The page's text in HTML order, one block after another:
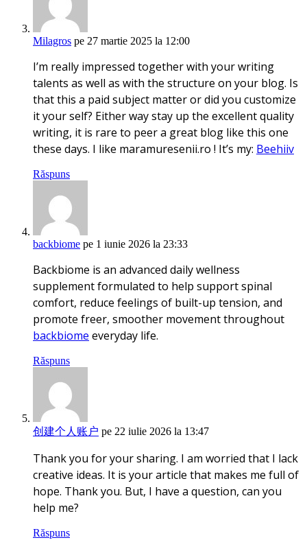
Milagros pe 27 martie 2025 la 12:00
I’m really impressed together with your writing
talents as well as with the structure on your blog. Is
that this a paid subject matter or did you customize
it your self? Either way stay up the excellent quality
writing, it is rare to peer a great blog like this one
these days. I like maramuresenii.ro ! It’s my: Beehiiv
Răspuns
backbiome pe 1 iunie 2026 la 23:33
Backbiome is an advanced daily wellness
supplement formulated to help support spinal
comfort, reduce feelings of built-up tension, and
promote freer, smoother movement throughout
backbiome everyday life.
Răspuns
创建个人账户 pe 22 iulie 2026 la 13:47
Thank you for your sharing. I am worried that I lack
creative ideas. It is your article that makes me full of
hope. Thank you. But, I have a question, can you
help me?
Răspuns